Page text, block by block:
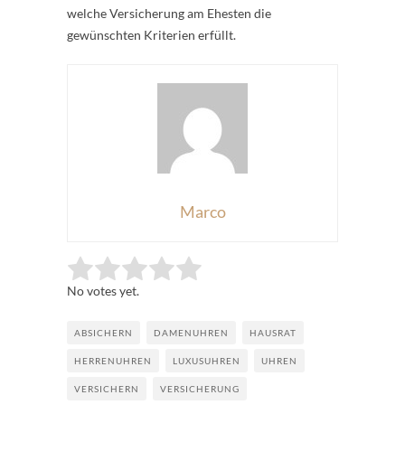
welche Versicherung am Ehesten die
gewünschten Kriterien erfüllt.
Marco
Rate this item: Submit Rating
No votes yet.
ABSICHERN DAMENUHREN HAUSRAT
HERRENUHREN LUXUSUHREN UHREN
VERSICHERN VERSICHERUNG